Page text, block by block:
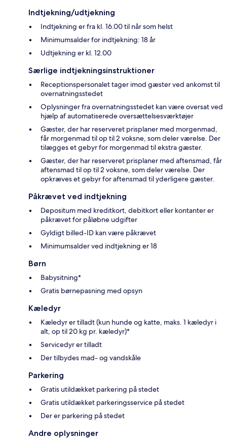
Indtjekning/udtjekning
Indtjekning er fra kl. 16.00 til når som helst
Minimumsalder for indtjekning: 18 år
Udtjekning er kl. 12.00
Særlige indtjekningsinstruktioner
Receptionspersonalet tager imod gæster ved ankomst til
overnatningsstedet
Oplysninger fra overnatningsstedet kan være oversat ved
hjælp af automatiserede oversættelsesværktøjer
Gæster, der har reserveret prisplaner med morgenmad,
får morgenmad til op til 2 voksne, som deler værelse. Der
tilægges et gebyr for morgenmad til ekstra gæster.
Gæster, der har reserveret prisplaner med aftensmad, får
aftensmad til op til 2 voksne, som deler værelse. Der
opkræves et gebyr for aftensmad til yderligere gæster.
Påkrævet ved indtjekning
Depositum med kreditkort, debitkort eller kontanter er
påkrævet for påløbne udgifter
Gyldigt billed-ID kan være påkrævet
Minimumsalder ved indtjekning er 18
Børn
Babysitning*
Gratis børnepasning med opsyn
Kæledyr
Kæledyr er tilladt (kun hunde og katte, maks. 1 kæledyr i
alt, op til 20 kg pr. kæledyr)*
Servicedyr er tilladt
Der tilbydes mad- og vandskåle
Parkering
Gratis utildækket parkering på stedet
Gratis utildækket parkeringsservice på stedet
Der er parkering på stedet
Andre oplysninger